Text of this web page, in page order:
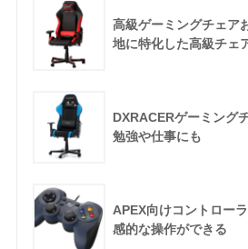
高級ゲーミングチェア
地に特化した高級チェ
DXRACERゲーミング
勉強や仕事にも
APEX向けコントロー
感的な操作ができる